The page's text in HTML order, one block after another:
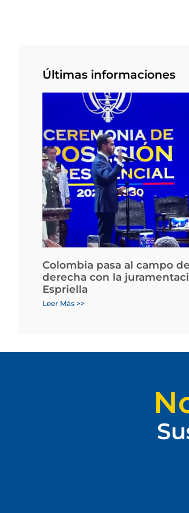
Últimas informaciones
Colombia pasa al campo
derecha con la
Espriella
Leer Más >>